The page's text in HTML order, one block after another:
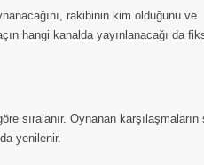
rakibinin kim olduğunu ve
hangi kanalda yayınlanacağı da
sıralanır. Oynanan karşılaşmaların
yenilenir.